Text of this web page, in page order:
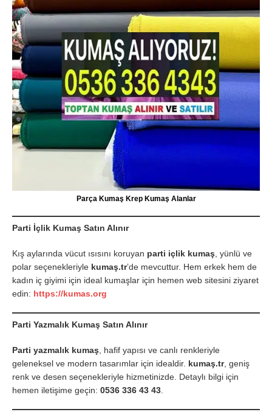
Parça Kumaş Krep Kumaş Alanlar
Parti İçlik Kumaş Satın Alınır
Kış aylarında vücut ısısını koruyan parti içlik kumaş , yünlü ve
polar seçenekleriyle kumaş.tr’de mevcuttur. Hem erkek hem de
kadın iç giyimi için ideal kumaşlar için hemen web sitesini ziyaret
edin: https://kumas.org
Parti Yazmalık Kumaş Satın Alınır
Parti yazmalık kumaş , hafif yapısı ve canlı renkleriyle
geleneksel ve modern tasarımlar için idealdir. kumaş.tr, geniş
renk ve desen seçenekleriyle hizmetinizde. Detaylı bilgi için
hemen iletişime geçin: 0536 336 43 43